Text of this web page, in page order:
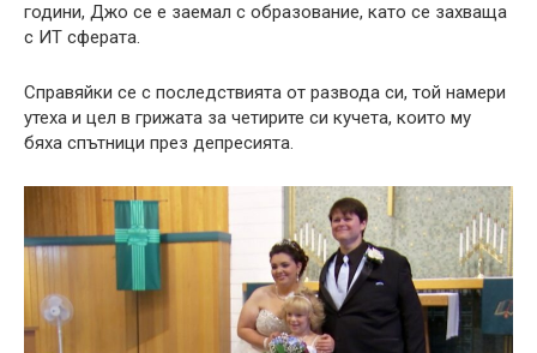
години, Джо се е заемал с образование, като се захваща
с ИТ сферата.
Справяйки се с последствията от развода си, той намери
утеха и цел в грижата за четирите си кучета, които му
бяха спътници през депресията.